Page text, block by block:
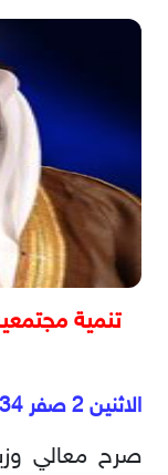
تنمية
الاثنين 2 صفر 1434هـ 14 يناير 2013م
صرح معالي